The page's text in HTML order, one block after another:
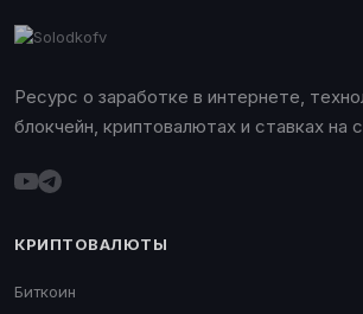
Ресурс о заработке в интернете,
блокчейн, криптовалютах и ставках на
КРИПТОВАЛЮТЫ
Биткоин